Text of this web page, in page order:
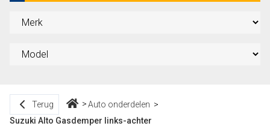
Terug
Auto onderdelen
Suzuki Alto Gasdemper links-achter